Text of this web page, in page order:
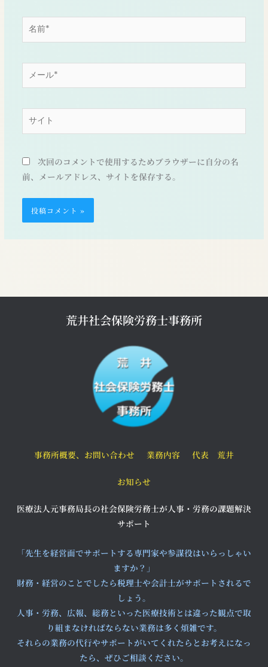
次回のコメントで使用するためブラウザーに自分の名
前、メールアドレス、サイトを保存する。
荒井社会保険労務士事務所
事務所概要、お問い合わせ 業務内容 代表 荒井
お知らせ
医療法人元事務局長の社会保険労務士が人事・労務の課題解決
サポート
「先生を経営面でサポートする専門家や参謀役はいらっしゃい
ますか？」
財務・経営のことでしたら税理士や会計士がサポートされるで
しょう。
人事・労務、広報、総務といった医療技術とは違った観点で取
り組まなければならない業務は多く煩雑です。
それらの業務の代行やサポートがいてくれたらとお考えになっ
たら、ぜひご相談ください。